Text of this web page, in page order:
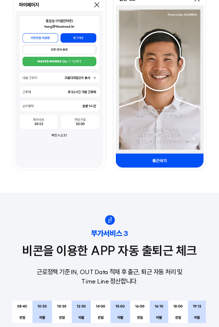
부가서비스 3
비콘을 이용한 APP 자동 출퇴근 체크
근로정책 기준 IN, OUT Data 적재 후 출근, 퇴근 자동 처리 및
Time Line 정산합니다.